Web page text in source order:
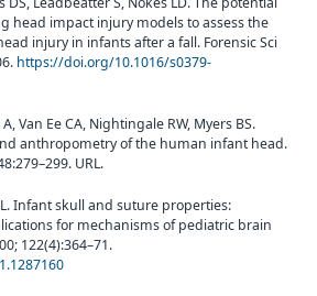
head impact injury models to assess the
injury in infants after a fall. Forensic Sci
https://doi.org/10.1016/s0379-
Van Ee CA, Nightingale RW, Myers BS.
anthropometry of the human infant head.
URL.
Infant skull and suture properties:
for mechanisms of pediatric brain
122(4):364–71.